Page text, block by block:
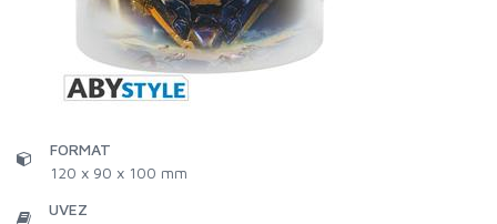
FORMAT
120 x 90 x 100 mm
UVEZ